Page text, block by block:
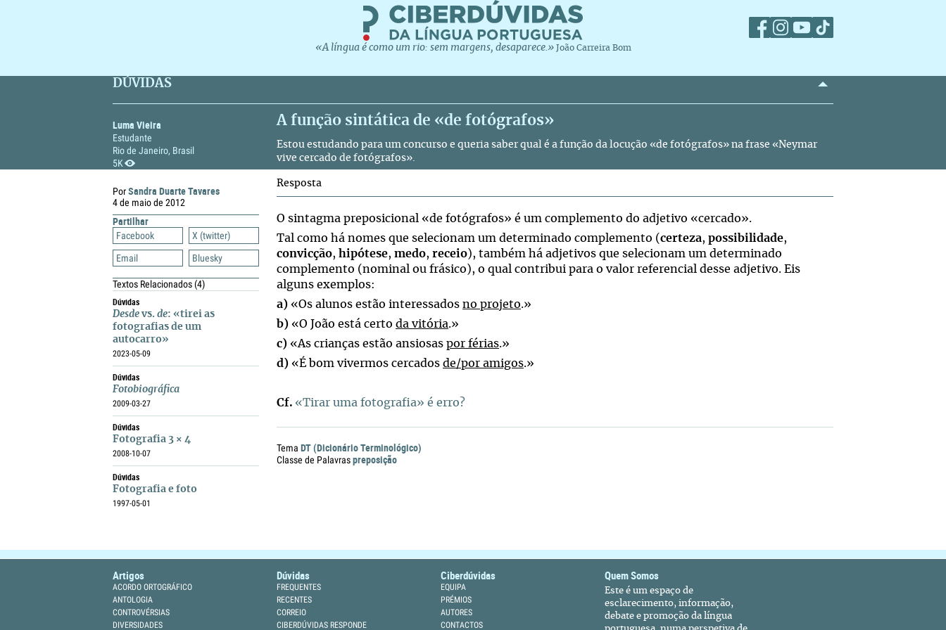
«A língua é como um rio: sem margens, desaparece.» João Carreira Bom
DÚVIDAS
Luma Vieira
Estudante
Rio de Janeiro, Brasil
5K
A função sintática de «de fotógrafos»
Estou estudando para um concurso e queria saber qual é a função da locução «de fotógrafos» na frase «Neymar
vive cercado de fotógrafos».
PorSandra Duarte Tavares
4 de maio de 2012
Partilhar
Facebook
X (twitter)
Email
Bluesky
Textos Relacionados(4)
Dúvidas
Desde vs. de: «tirei as
fotografias de um
autocarro»
2023-05-09
Dúvidas
Fotobiográfica
2009-03-27
Dúvidas
Fotografia 3 × 4
2008-10-07
Dúvidas
Fotografia e foto
1997-05-01
Resposta
O sintagma preposicional «de fotógrafos» é um complemento do adjetivo «cercado».
Tal como há nomes que selecionam um determinado complemento (certeza, possibilidade,
convicção, hipótese, medo, receio), também há adjetivos que selecionam um determinado
complemento (nominal ou frásico), o qual contribui para o valor referencial desse adjetivo. Eis
alguns exemplos:
a) «Os alunos estão interessados no projeto.»
b) «O João está certo da vitória.»
c) «As crianças estão ansiosas por férias.»
d) «É bom vivermos cercados de/por amigos.»
Cf. «Tirar uma fotografia» é erro?
Tema DT (Dicionário Terminológico)
Classe de Palavraspreposição
Artigos
ACORDO ORTOGRÁFICO
ANTOLOGIA
CONTROVÉRSIAS
DIVERSIDADES
Dúvidas
FREQUENTES
RECENTES
CORREIO
CIBERDÚVIDAS RESPONDE
Ciberdúvidas
EQUIPA
PRÉMIOS
AUTORES
CONTACTOS
Quem Somos
Este é um espaço de
esclarecimento, informação,
debate e promoção da língua